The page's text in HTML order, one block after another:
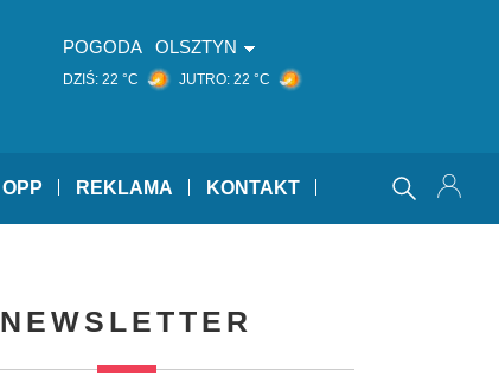
POGODA OLSZTYN
DZIŚ: 22 °C JUTRO: 22 °C
OPP REKLAMA KONTAKT
NEWSLETTER